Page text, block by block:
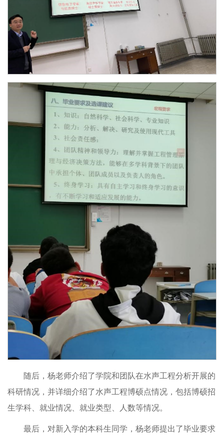
随后，杨老师介绍了学院和团队在水声工程分析开展的
科研情况，并详细介绍了水声工程博硕点情况，包括博硕招
生学科、就业情况、就业类型、人数等情况。
最后，对新入学的本科生同学，杨老师提出了毕业要求